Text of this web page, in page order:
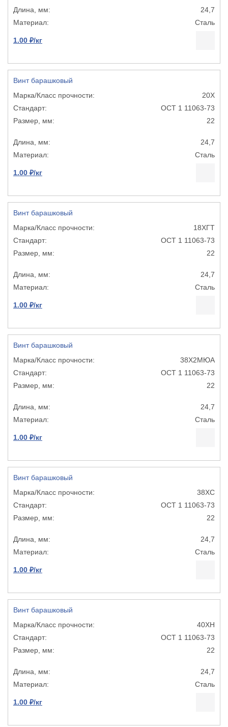
24,7
Сталь
1.00 ₽/кг
Винт барашковый
20Х
ОСТ 1 11063-73
22
24,7
Сталь
1.00 ₽/кг
Винт барашковый
18ХГТ
ОСТ 1 11063-73
22
24,7
Сталь
1.00 ₽/кг
Винт барашковый
38Х2МЮА
ОСТ 1 11063-73
22
24,7
Сталь
1.00 ₽/кг
Винт барашковый
38ХС
ОСТ 1 11063-73
22
24,7
Сталь
1.00 ₽/кг
Винт барашковый
40ХН
ОСТ 1 11063-73
22
24,7
Сталь
1.00 ₽/кг